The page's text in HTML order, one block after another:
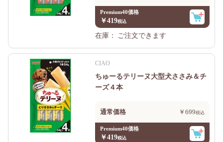
Premium40価格
￥419
在庫：
ご注文できます
CIAO
ちゅーるテリーヌ大型犬ささみ＆チ
ーズ４本
通常価格 ￥699
Premium40価格
￥419